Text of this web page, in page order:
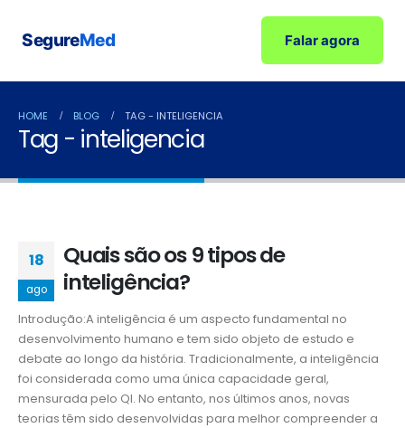
SegureMed Falar agora
HOME BLOG TAG - INTELIGENCIA
Tag - inteligencia
18
ago
Quais são os 9 tipos de
inteligência?
Introdução:A inteligência é um aspecto fundamental no
desenvolvimento humano e tem sido objeto de estudo e
debate ao longo da história. Tradicionalmente, a inteligência
foi considerada como uma única capacidade geral,
mensurada pelo QI. No entanto, nos últimos anos, novas
teorias têm sido desenvolvidas para melhor compreender a